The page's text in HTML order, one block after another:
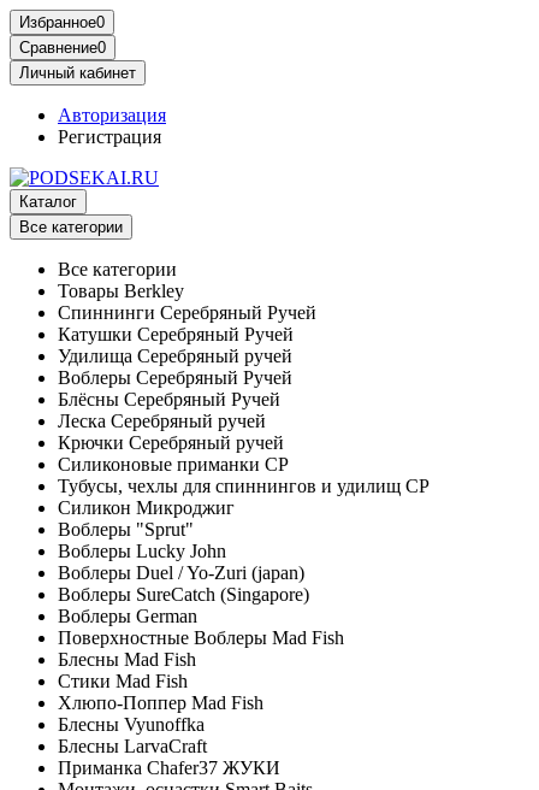
Избранное0
Сравнение0
Личный кабинет
Авторизация
Регистрация
Каталог
Все категории
Все категории
Товары Berkley
Спиннинги Серебряный Ручей
Катушки Серебряный Ручей
Удилища Серебряный ручей
Воблеры Серебряный Ручей
Блёсны Серебряный Ручей
Леска Серебряный ручей
Крючки Серебряный ручей
Силиконовые приманки СР
Тубусы, чехлы для спиннингов и удилищ СР
Силикон Микроджиг
Воблеры "Sprut"
Воблеры Lucky John
Воблеры Duel / Yo-Zuri (japan)
Воблеры SureCatch (Singapore)
Воблеры German
Поверхностные Воблеры Mad Fish
Блесны Mad Fish
Стики Mad Fish
Хлюпо-Поппер Mad Fish
Блесны Vyunoffka
Блесны LarvaCraft
Приманка Chafer37 ЖУКИ